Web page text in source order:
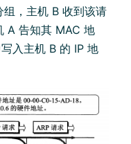
，主机 B 收到该请
A 告知其 MAC 地
入主机 B 的 IP 地